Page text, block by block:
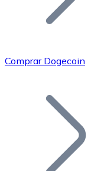
Bitcoin
Comprar Dogecoin